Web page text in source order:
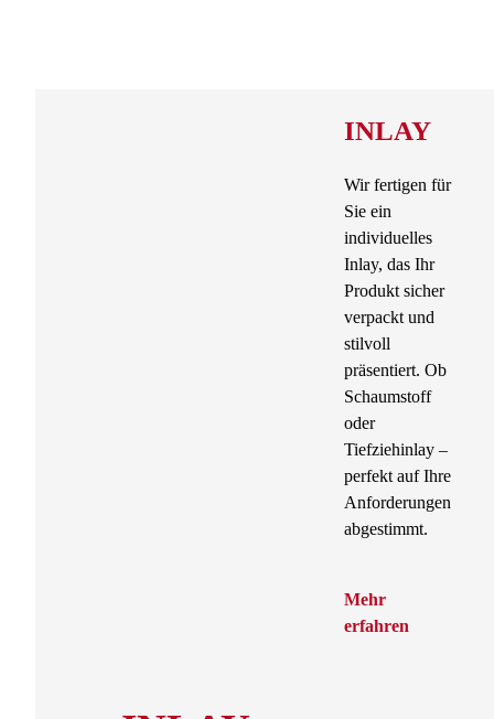
INLAY
Wir fertigen für
Sie ein
individuelles
Inlay, das Ihr
Produkt sicher
verpackt und
stilvoll
präsentiert. Ob
Schaumstoff
oder
Tiefziehinlay –
perfekt auf Ihre
Anforderungen
abgestimmt.
Mehr
erfahren